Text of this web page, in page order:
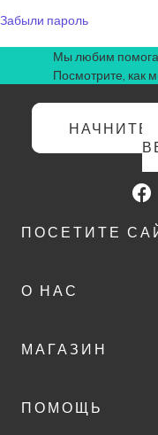
Забыли пароль
Мы любим
Посмотрите, как
НАЧНИТЕ
ПОСЕТИТЕ
О НАС
МАГАЗИН
ПОМОЩЬ